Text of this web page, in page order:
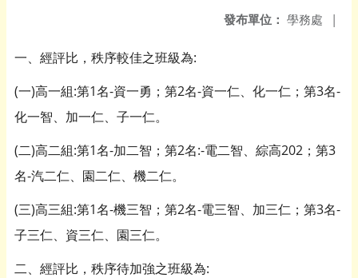
發布單位： 學務處 |
一、經評比，秩序較佳之班級為:
(一)高一組:第1名-資一勇；第2名-資一仁、化一仁；第3名-
化一智、加一仁、子一仁。
(二)高二組:第1名-加二智；第2名:-電二智、綜高202；第3
名-汽二仁、園二仁、機二仁。
(三)高三組:第1名-機三智；第2名-電三智、加三仁；第3名-
子三仁、資三仁、園三仁。
二、經評比，秩序待加強之班級為: